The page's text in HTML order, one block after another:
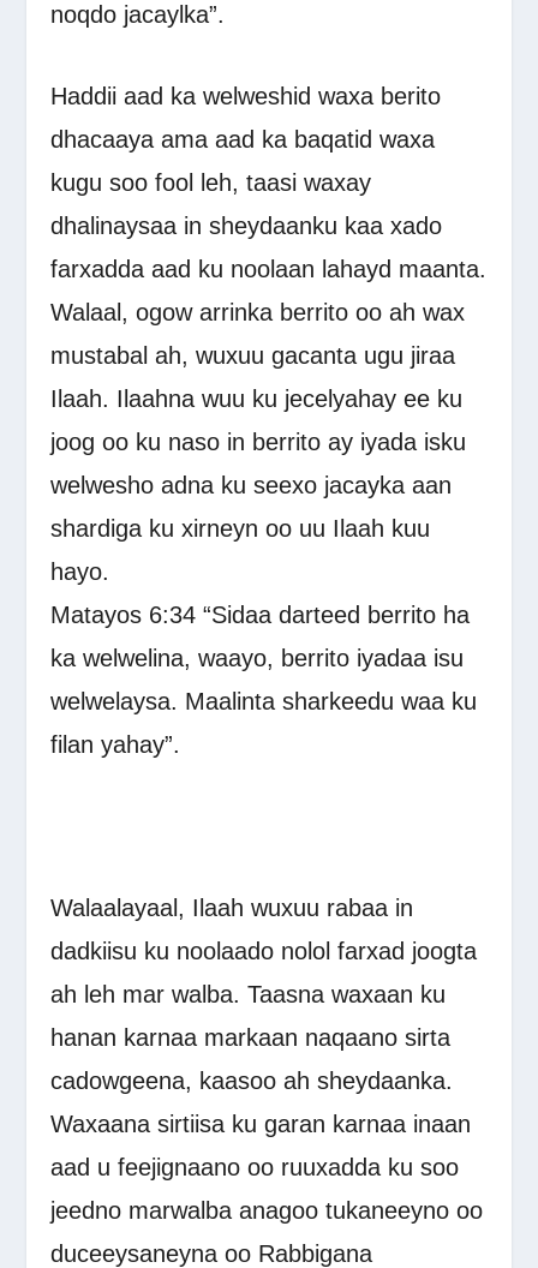
noqdo jacaylka”.
Haddii aad ka welweshid waxa berito
dhacaaya ama aad ka baqatid waxa
kugu soo fool leh, taasi waxay
dhalinaysaa in sheydaanku kaa xado
farxadda aad ku noolaan lahayd maanta.
Walaal, ogow arrinka berrito oo ah wax
mustabal ah, wuxuu gacanta ugu jiraa
Ilaah. Ilaahna wuu ku jecelyahay ee ku
joog oo ku naso in berrito ay iyada isku
welwesho adna ku seexo jacayka aan
shardiga ku xirneyn oo uu Ilaah kuu
hayo.
Matayos 6:34 “Sidaa darteed berrito ha
ka welwelina, waayo, berrito iyadaa isu
welwelaysa. Maalinta sharkeedu waa ku
filan yahay”.
Walaalayaal, Ilaah wuxuu rabaa in
dadkiisu ku noolaado nolol farxad joogta
ah leh mar walba. Taasna waxaan ku
hanan karnaa markaan naqaano sirta
cadowgeena, kaasoo ah sheydaanka.
Waxaana sirtiisa ku garan karnaa inaan
aad u feejignaano oo ruuxadda ku soo
jeedno marwalba anagoo tukaneeyno oo
duceeysaneyna oo Rabbigana